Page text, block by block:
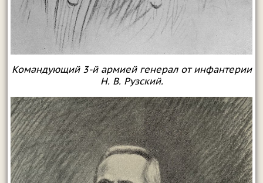
Командующий 3-й армией генерал от инфантерии
Н. В. Рузский.